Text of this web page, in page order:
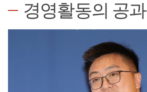
경영활동의 공과